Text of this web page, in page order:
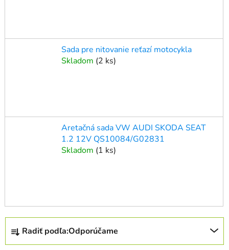
Sada pre nitovanie reťazí motocykla
Skladom (2 ks)
Aretačná sada VW AUDI SKODA SEAT
1.2 12V QS10084/G02831
Skladom (1 ks)
R
a Radiť podľa:Odporúčame